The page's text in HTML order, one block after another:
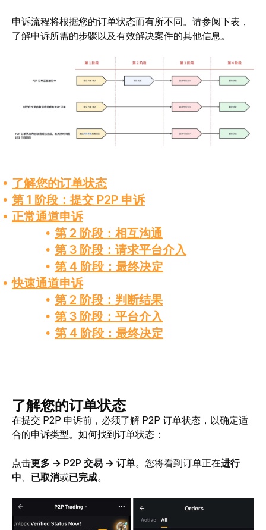
申诉流程将根据您的订单状态而有所不同。请参阅下表，
了解申诉所需的步骤以及有效解决案件的其他信息。
了解您的订单状态
第 1 阶段：提交 P2P 申诉
正常通道申诉
第 2 阶段：相互沟通
第 3 阶段：请求平台介入
第 4 阶段：最终决定
快速通道申诉
第 2 阶段：判断结果
第 3 阶段：平台介入
第 4 阶段：最终决定
了解您的订单状态
在提交 P2P 申诉前，必须了解 P2P 订单状态，以确定适
合的申诉类型。如何找到订单状态：
点击更多 → P2P 交易 → 订单。您将看到订单正在进行
中
已取消或已完成。